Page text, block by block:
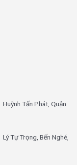
Huỳnh Tấn Phát, Quận
Lý Tự Trọng, Bến Nghé,